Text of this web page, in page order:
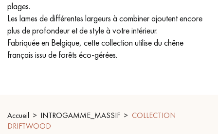
PARQUET EN BOIS EXOTIQUE
PARQUET HUILÉ PARQUET EN BOIS BRUT
PARQUET VIEILLI
D'INTÉRIEUR
plages.
Les lames de différentes largeurs à combiner ajoutent encore
plus de profondeur et de style à votre intérieur.
Fabriquée en Belgique, cette collection utilise du chêne
français issu de forêts éco-gérées.
Accueil INTROGAMME_MASSIF
COLLECTION
DRIFTWOOD